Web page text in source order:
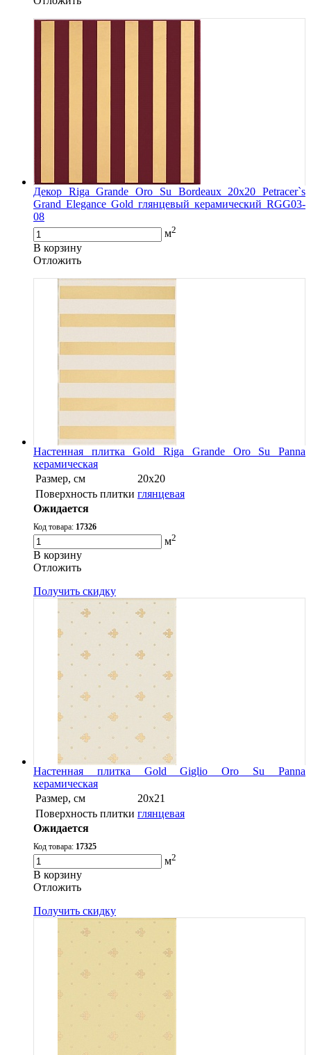
Декор Riga Grande Oro Su Bordeaux 20x20 Petracer`s
Grand Elegance Gold глянцевый керамический RGG03-
08
м2
В корзину
Oтложить
Настенная плитка Gold Riga Grande Oro Su Panna
керамическая
Размер, см
20x20
Поверхность плитки глянцевая
Ожидается
Код товара: 17326
м2
В корзину
Oтложить
Получить скидку
Настенная плитка Gold Giglio Oro Su Panna
керамическая
Размер, см
20x21
Поверхность плитки глянцевая
Ожидается
Код товара: 17325
м2
В корзину
Oтложить
Получить скидку